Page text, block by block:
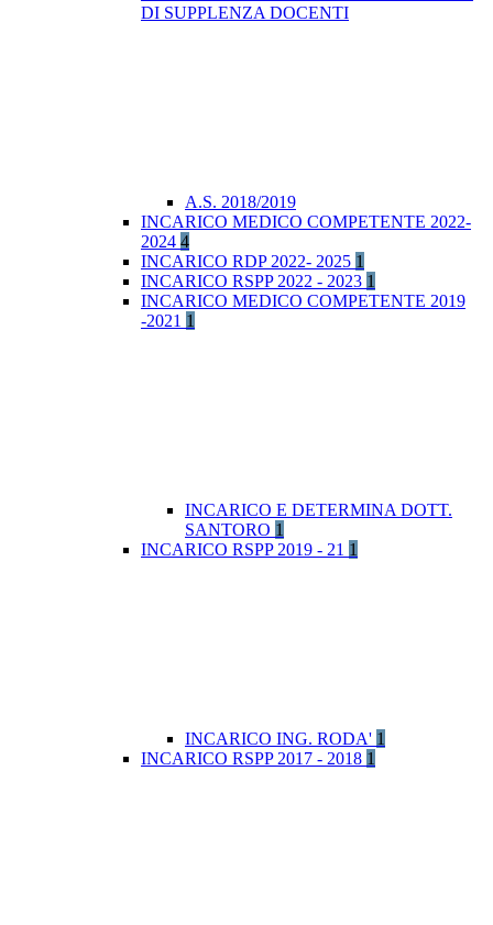
DI SUPPLENZA DOCENTI
A.S. 2018/2019
INCARICO MEDICO COMPETENTE 2022-
2024 4
INCARICO RDP 2022- 2025 1
INCARICO RSPP 2022 - 2023 1
INCARICO MEDICO COMPETENTE 2019
-2021 1
INCARICO E DETERMINA DOTT.
SANTORO 1
INCARICO RSPP 2019 - 21 1
INCARICO ING. RODA' 1
INCARICO RSPP 2017 - 2018 1